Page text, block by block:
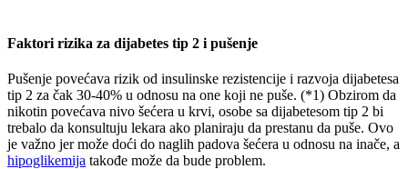
Faktori rizika za dijabetes tip 2 i pušenje
Pušenje povećava rizik od insulinske rezistencije i razvoja dijabetesa
tip 2 za čak 30-40% u odnosu na one koji ne puše. (*1) Obzirom da
nikotin povećava nivo šećera u krvi, osobe sa dijabetesom tip 2 bi
trebalo da konsultuju lekara ako planiraju da prestanu da puše. Ovo
je važno jer može doći do naglih padova šećera u odnosu na inače, a
hipoglikemija takođe može da bude problem.